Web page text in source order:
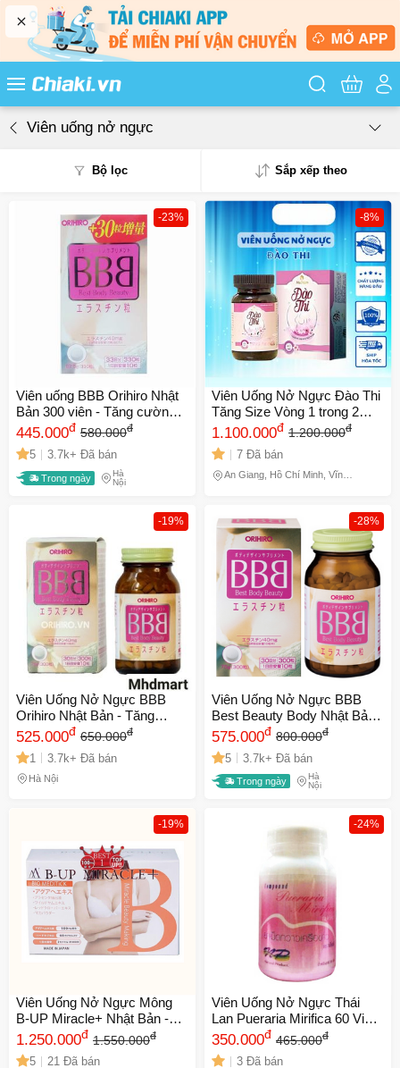
Tìm kiếm
Viên uống nở ngực
Bộ lọc Sắp xếp theo
Phổ biến
Mua nhiều
Mới nhất
Giá từ thấp - cao
Giá từ cao - thấp
-23%
Viên uống BBB Orihiro Nhật
Bản 300 viên - Tăng cường
vòng một, hỗ trợ làm đẹp da
từ tự nhiên, thực phẩm chức
năng cho nữ giới
445.000đ 580.000đ
5 3.7k+ Đã bán
Trong ngày
Hà
Nội
-8%
Viên Uống Nở Ngực Đào Thi
Tăng Size Vòng 1 trong 2
tuần [Hàng Chính Hãng]
1.100.000đ 1.200.000đ
7 Đã bán
An Giang, Hồ Chí Minh, Vĩnh
-19%
Viên Uống Nở Ngực BBB
Orihiro Nhật Bản - Tăng
Cường Vòng 1 Tự Nhiên An
Toàn, Không Phẫu Thuật,
Giúp Làn Da Sáng Hồng và
Tóc Khỏe Mạnh
525.000đ 650.000đ
1 3.7k+ Đã bán
Hà Nội
-28%
Viên Uống Nở Ngực BBB
Best Beauty Body Nhật Bản -
Tăng Kích Thước, Săn Chắc
Vòng 1 Sau Sinh, An Toàn Và
Tự Nhiên
575.000đ 800.000đ
5 3.7k+ Đã bán
Trong ngày
Hà
Nội
-19%
Viên Uống Nở Ngực Mông
B-UP Miracle+ Nhật Bản -
Tăng Cường Phát Triển Vòng
1 Vòng 3 Săn Chắc Tự Nhiên
1.250.000đ 1.550.000đ
5 21 Đã bán
-24%
Viên Uống Nở Ngực Thái
Lan Pueraria Mirifica 60 Viên
chính hãng
350.000đ 465.000đ
3 Đã bán